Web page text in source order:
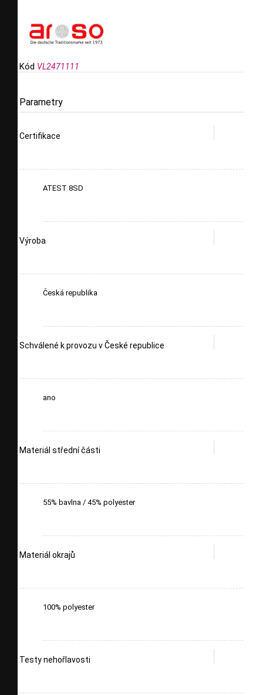
Kód VL2471111
Parametry
Certifikace
ATEST 8SD
Výroba
Česká republika
Schválené k provozu v České republice
ano
Materiál střední části
55% bavlna / 45% polyester
Materiál okrajů
100% polyester
Testy nehořlavosti